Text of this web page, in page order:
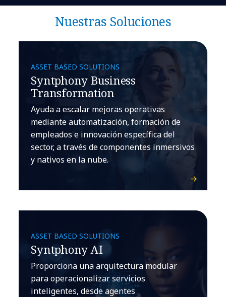
Nuestras Soluciones
ASSET BASED SOLUTIONS
Syntphony Business
Transformation
Ayuda a escalar mejoras operativas
mediante automatización, formación de
empleados e innovación específica del
sector, a través de componentes inmersivos
y nativos en la nube.
ASSET BASED SOLUTIONS
Syntphony AI
Proporciona una arquitectura modular
para operacionalizar servicios
inteligentes, desde agentes